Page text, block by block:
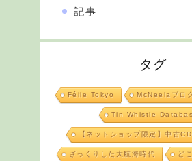
記事
タグ
Féile Tokyo McNeelaブロ
Tin Whistle
【ネットショップ限定】中古
ざっくりした大航海時代 ど